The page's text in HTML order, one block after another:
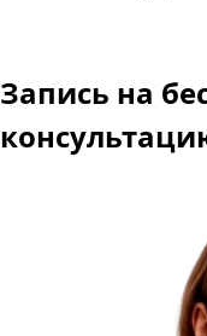
Запись на